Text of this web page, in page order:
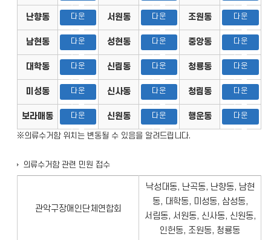
로드
로드
로드
난향동
다운
로드
서원동
다운
로드
조원동
다운
로드
남현동
다운
로드
성현동
다운
로드
중앙동
다운
로드
대학동
다운
로드
신림동
다운
로드
청룡동
다운
로드
미성동
다운
로드
신사동
다운
로드
청림동
다운
로드
보라매동
다운
로드
신원동
다운
로드
행운동
다운
로드
※의류수거함 위치는 변동될 수 있음을 알려드립니다.
의류수거함 관련 민원 접수
관악구장애인단체연합회
낙성대동, 난곡동, 난향동, 남현
동, 대학동, 미성동, 삼성동,
서림동, 서원동, 신사동, 신원동,
인헌동, 조원동, 청룡동